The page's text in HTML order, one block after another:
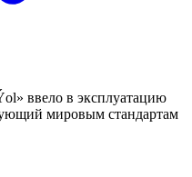
ввело в эксплуатацию
мировым стандартам